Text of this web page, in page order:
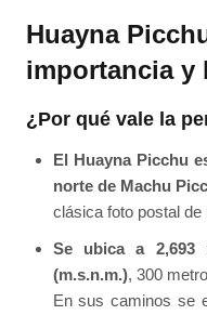
Huayna
importancia y
¿Por qué vale la
El Huayna Picchu
norte de Machu
clásica foto postal de
Se ubica a
(m.s.n.m.), 300
En sus caminos se